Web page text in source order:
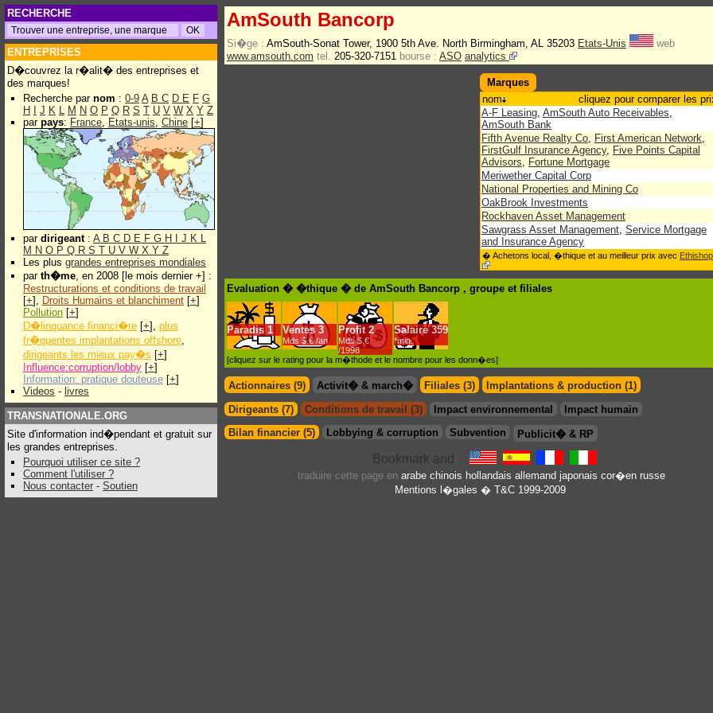
RECHERCHE
ENTREPRISES
D�couvrez la r�alit� des entreprises et
des marques!
Recherche par nom : 0-9 A B C D E F G
H
J K L M N O P Q R S T U V W X Y Z
par pays: France, Etats-unis, Chine [+]
par dirigeant: A B C D E F G H J K L
M N O P Q R S T U V W X Y Z
Les plus grandes entreprises mondiales
par th�me, en 2008 [le mois dernier +] :
Restructurations et conditions de travail
[+], Droits Humains et blanchiment [+]
Pollution [+]
D�linquance financi�re [+], plus
fr�quentes implantations offshore,
dirigeants les mieux pay�s [+]
Influence:corruption/lobby [+]
Information: pratique douteuse [+]
Videos - livres
TRANSNATIONALE.ORG
Site d'information ind�pendant et gratuit sur
les grandes entreprises.
Pourquoi utiliser ce site ?
Comment l'utiliser ?
Nous contacter - Soutien
AmSouth Bancorp
Si�ge : AmSouth-Sonat Tower, 1900 5th Ave. North Birmingham, AL 35203 Etats-Unis
web
www.amsouth.com tel. 205-320-7151 bourse : ASO analytics
Marques
nom
cliquez pour comparer les
A-F Leasing, AmSouth Auto Receivables,
AmSouth Bank
Fifth Avenue Realty Co, First American Network,
FirstGulf Insurance Agency, Five Points Capital
Advisors, Fortune Mortgage
Meriwether Capital Corp
National Properties and Mining Co
OakBrook Investments
Rockhaven Asset Management
Sawgrass Asset Management, Service Mortgage
and Insurance Agency
� Achetons local, �thique et au meilleur prix avec Ethishop
Evaluation � �thique � de AmSouth Bancorp , groupe et filiales
Paradis 1 Ventes 3
Mds $.€ /an
Profit 2
Mds $.€
/1998
Salaire 359
*min.
[cliquez sur le rating pour la m�thode et le nombre pour les donn�es]
Actionnaires (9) Activit� & march� Filiales (3)
Implantations & production (1)
Dirigeants (7)
Conditions de travail (3) Impact environnemental
Impact humain
Bilan financier (5)
Lobbying & corruption Subvention Publicit� & RP
traduire cette page en arabe chinois hollandais allemand japonais cor�en russe
Mentions l�gales � T&C 1999-2009